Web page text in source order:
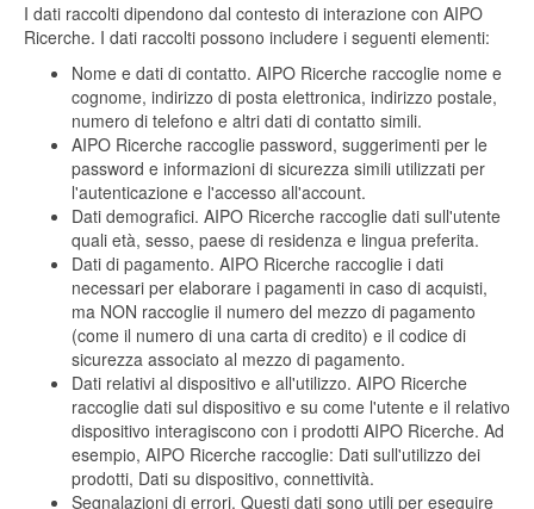
I dati raccolti dipendono dal contesto di interazione con AIPO
Ricerche. I dati raccolti possono includere i seguenti elementi:
Nome e dati di contatto. AIPO Ricerche raccoglie nome e
cognome, indirizzo di posta elettronica, indirizzo postale,
numero di telefono e altri dati di contatto simili.
AIPO Ricerche raccoglie password, suggerimenti per le
password e informazioni di sicurezza simili utilizzati per
l'autenticazione e l'accesso all'account.
Dati demografici. AIPO Ricerche raccoglie dati sull'utente
quali età, sesso, paese di residenza e lingua preferita.
Dati di pagamento. AIPO Ricerche raccoglie i dati
necessari per elaborare i pagamenti in caso di acquisti,
ma NON raccoglie il numero del mezzo di pagamento
(come il numero di una carta di credito) e il codice di
sicurezza associato al mezzo di pagamento.
Dati relativi al dispositivo e all'utilizzo. AIPO Ricerche
raccoglie dati sul dispositivo e su come l'utente e il relativo
dispositivo interagiscono con i prodotti AIPO Ricerche. Ad
esempio, AIPO Ricerche raccoglie: Dati sull'utilizzo dei
prodotti, Dati su dispositivo, connettività.
Segnalazioni di errori. Questi dati sono utili per eseguire